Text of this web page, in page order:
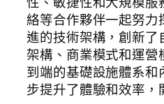
絡等合作夥伴一起努力
進的技術架構，創新了
架構、商業模式和運營
到端的基礎設施體系
步提升了體驗和效率，